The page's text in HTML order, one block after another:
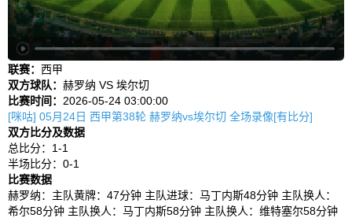
联赛： 西甲
双方球队： 赫罗纳 VS 埃尔切
比赛时间： 2026-05-24 03:00:00
[咪咕] 05月24日 西甲第38轮 赫罗纳vs埃尔切 全场录像[有比分]
双方比分及数据
总比分：1-1
半场比分：0-1
比赛数据
赫罗纳：主队黄牌：47分钟 主队进球：马丁内斯48分钟 主队换人：
希尔58分钟 主队换人：马丁内斯58分钟 主队换人：维特塞尔58分钟